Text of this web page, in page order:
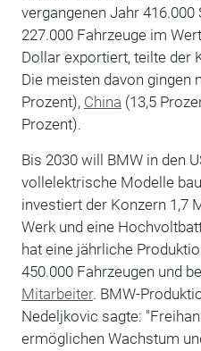
vergangenen Jahr 416.000
227.000 Fahrzeuge im
Dollar exportiert, teilte der
Die meisten davon gingen
Prozent), China (13,5
Prozent).
Bis 2030 will BMW in den
vollelektrische Modelle
investiert der Konzern 1,7
Werk und eine
hat eine jährliche
450.000 Fahrzeugen und
Mitarbeiter. BMW-
Nedeljkovic sagte:
ermöglichen Wachstum